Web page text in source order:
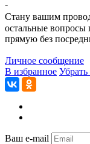
-
Стану вашим
остальные вопросы
прямую без
Личное сообщение
В избранное Убрать
Ваш e-mail